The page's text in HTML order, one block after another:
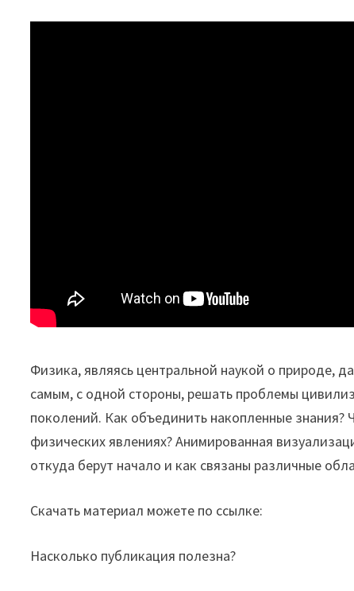
Физика, являясь центральной наукой о природе,
самым, с одной стороны, решать проблемы
поколений. Как объединить накопленные
физических явлениях? Анимированная
откуда берут начало и как связаны различные
Скачать материал можете по ссылке:
Насколько публикация полезна?